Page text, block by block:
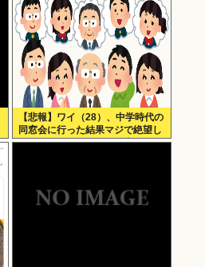
【悲報】ワイ（28）、中学時代の
同窓会に行った結果マジで絶望し
てしまう・・・・・・理由がこち